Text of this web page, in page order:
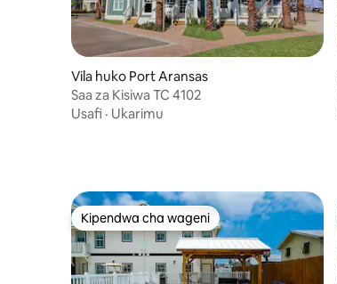
Vila huko Port Aransas
Saa za Kisiwa TC 4102
Usafi · Ukarimu
Kipendwa cha wageni
Kipendwa cha wageni